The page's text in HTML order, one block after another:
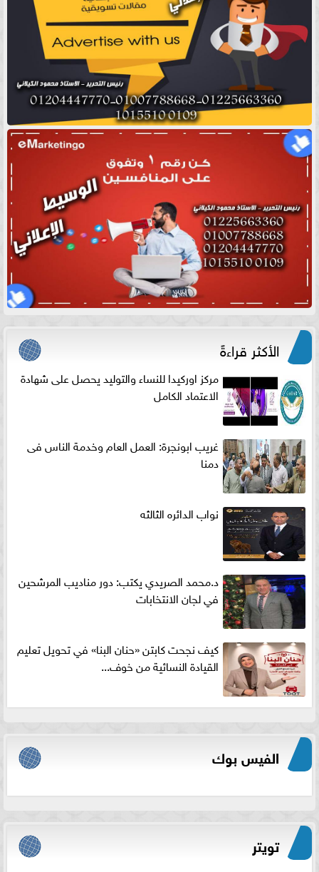
الأكثر قراءةً
مركز اوركيدا للنساء والتوليد يحصل على شهادة
الاعتماد الكامل
غريب ابونجرة: العمل العام وخدمة الناس فى
دمنا
نواب الدائره الثالثه
د.محمد الصريدي يكتب: دور مناديب المرشحين
في لجان الانتخابات
كيف نجحت كابتن «حنان البنا» في تحويل تعليم
القيادة النسائية من خوف...
الفيس بوك
تويتر